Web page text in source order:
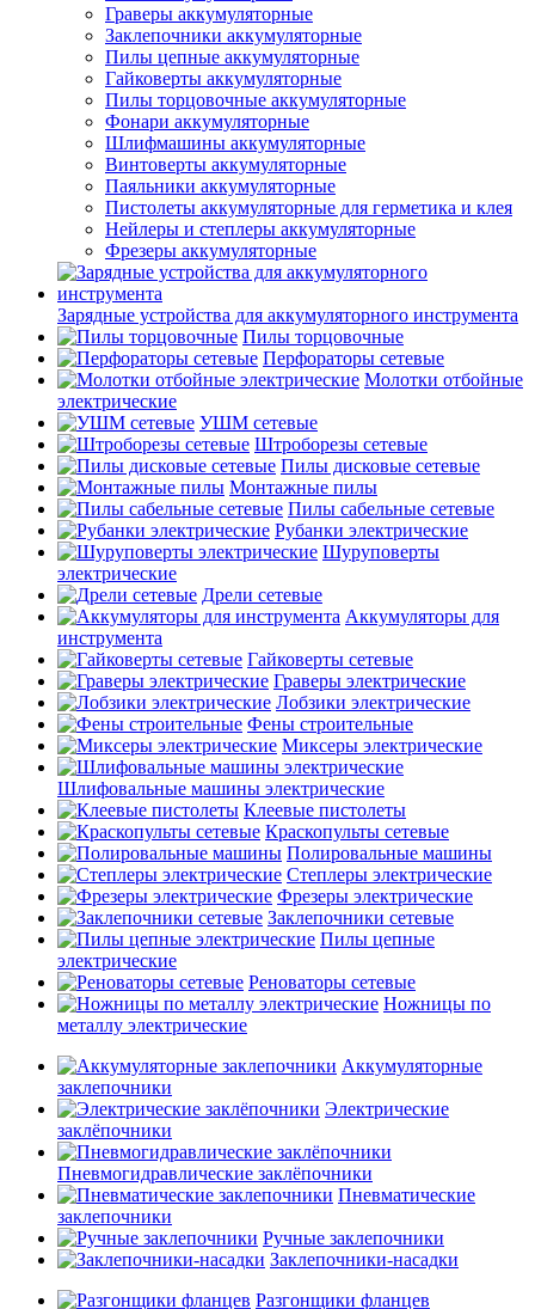
Граверы аккумуляторные
Заклепочники аккумуляторные
Пилы цепные аккумуляторные
Гайковерты аккумуляторные
Пилы торцовочные аккумуляторные
Фонари аккумуляторные
Шлифмашины аккумуляторные
Винтоверты аккумуляторные
Паяльники аккумуляторные
Пистолеты аккумуляторные для герметика и клея
Нейлеры и степлеры аккумуляторные
Фрезеры аккумуляторные
Зарядные устройства для аккумуляторного инструмента
Пилы торцовочные
Перфораторы сетевые
Молотки отбойные
электрические
УШМ сетевые
Штроборезы сетевые
Пилы дисковые сетевые
Монтажные пилы
Пилы сабельные сетевые
Рубанки электрические
Шуруповерты
электрические
Дрели сетевые
Аккумуляторы для
инструмента
Гайковерты сетевые
Граверы электрические
Лобзики электрические
Фены строительные
Миксеры электрические
Шлифовальные машины электрические
Клеевые пистолеты
Краскопульты сетевые
Полировальные машины
Степлеры электрические
Фрезеры электрические
Заклепочники сетевые
Пилы цепные
электрические
Реноваторы сетевые
Ножницы по
металлу электрические
Аккумуляторные
заклепочники
Электрические
заклёпочники
Пневмогидравлические заклёпочники
Пневматические
заклепочники
Ручные заклепочники
Заклепочники-насадки
Разгонщики фланцев